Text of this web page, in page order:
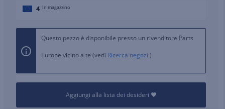
4 In magazzino
Questo pezzo è disponibile presso un rivenditore Parts
Europe vicino a te (vedi Ricerca negozi )
Aggiungi alla lista dei desideri